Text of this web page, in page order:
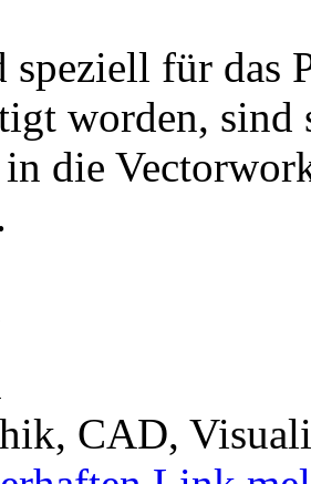
speziell für das
worden,
in die
CAD,